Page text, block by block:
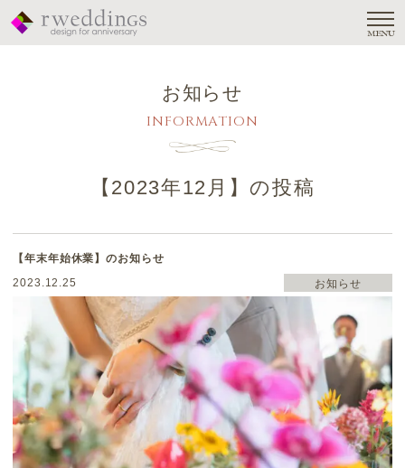
MENU
お知らせ
INFORMATION
【 2023年12月 】の投稿
【年末年始休業】のお知らせ
2023.12.25
お知らせ